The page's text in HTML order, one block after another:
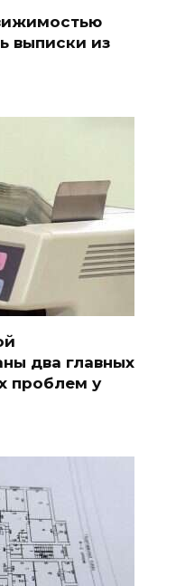
выписки из
два главных
проблем у